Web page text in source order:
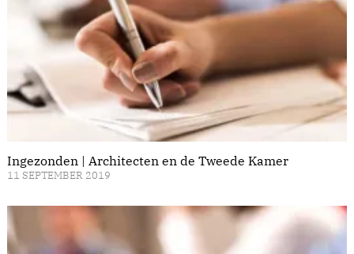
Ingezonden | Architecten en de Tweede Kamer
11 SEPTEMBER 2019